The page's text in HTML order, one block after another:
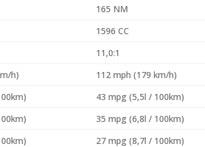
165 NM
1596 CC
11,0:1
h)
112 mph (179 km/h)
43 mpg (5,5l / 100km)
35 mpg (6,8l / 100km)
27 mpg (8,7l / 100km)